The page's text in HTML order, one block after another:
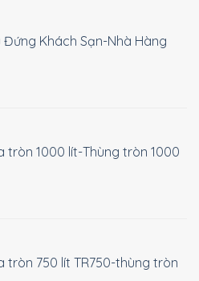
Đứng Khách Sạn-Nhà Hàng
tròn 1000 lít-Thùng tròn 1000
tròn 750 lít TR750-thùng tròn